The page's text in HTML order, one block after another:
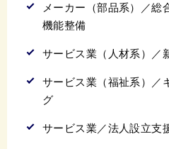
メーカー（部品系）／総
機能整備
サービス業（人材系）／
サービス業（福祉系）／
グ
サービス業／法人設立支